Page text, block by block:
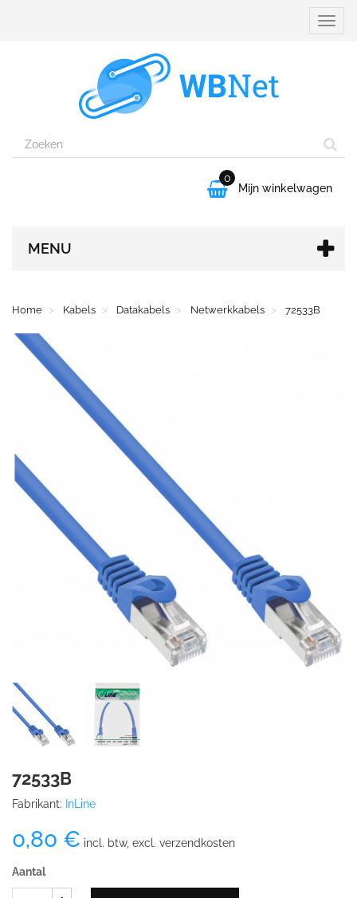

0
Mijn winkelwagen
MENU
Home Kabels Datakabels Netwerkkabels 72533B
72533B
Fabrikant: InLine
0,80 € incl. btw, excl. verzendkosten
Aantal